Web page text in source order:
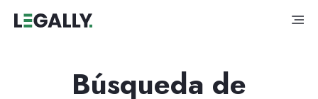
Búsqueda de